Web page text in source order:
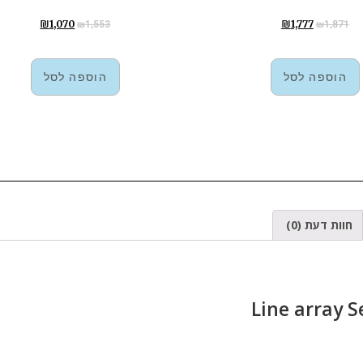
₪1,871
₪1,777
הוספה לסל
₪1,553
₪1,070
הוספה לסל
חוות דעת (0)